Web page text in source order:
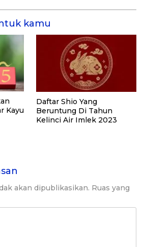
kamu
Kayu
Daftar Shio Yang
Beruntung Di Tahun
Kelinci Air Imlek 2023
akan dipublikasikan. Ruas yang